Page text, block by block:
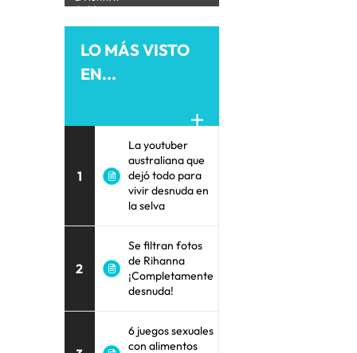
Golden
LO MÁS VISTO
EN...
1
La youtuber
australiana que
dejó todo para
vivir desnuda en
la selva
2
Se filtran fotos
de Rihanna
¡Completamente
desnuda!
6 juegos sexuales
con alimentos